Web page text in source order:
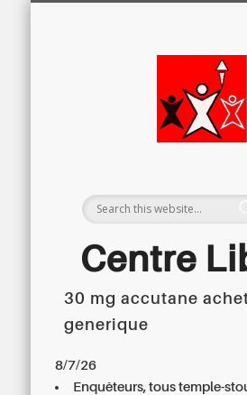
Centre
Centre régional du Libre Examen
30 mg accutane
generique
8/7/26
Enquêteurs, tous temple-